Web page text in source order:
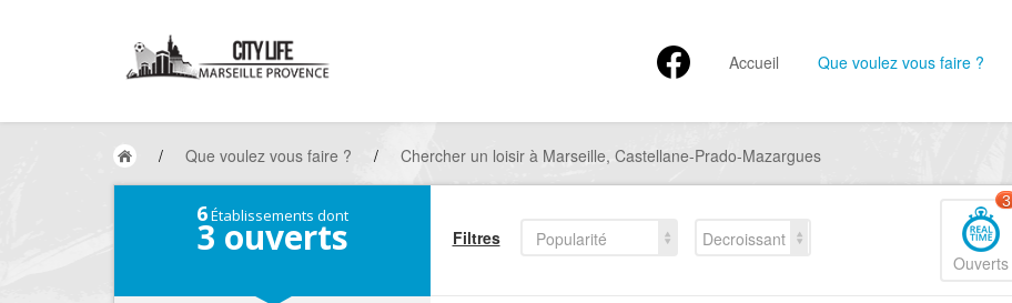
Accueil Que voulez vous faire ?
/ Que voulez vous faire ? / Chercher un loisir à Marseille, Castellane-Prado-Mazargues
6Établissements dont
3 ouverts Filtres Popularité
Decroissant
Ouverts
3